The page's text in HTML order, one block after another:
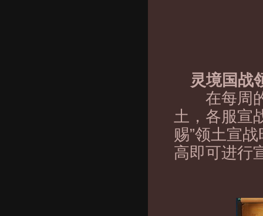
灵境国战
在每周的
土，各服宣
赐”领土宣
高即可进行